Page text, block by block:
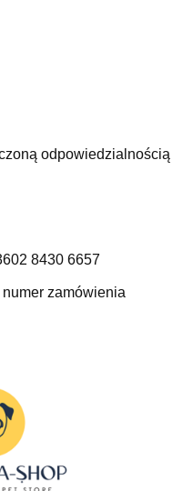
odpowiedzialnością
8430 6657
zamówienia